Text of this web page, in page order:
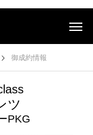
御成約情報
ツ
PKG